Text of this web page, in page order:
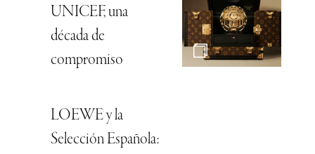
UNICEF, una
década de
compromiso
LOEWE y la
Selección Española: